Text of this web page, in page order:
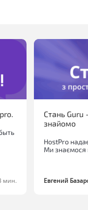
мин.
Стань Guru
знайомо
HostPro
Ми знаємося
Евгений